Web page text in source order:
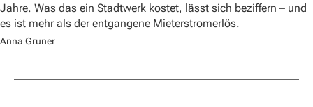
Jahre. Was das ein Stadtwerk kostet, lässt sich beziffern – und
es ist mehr als der entgangene Mieterstromerlös.
Anna Gruner